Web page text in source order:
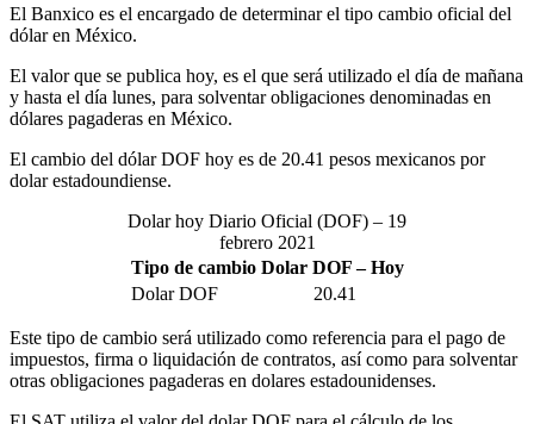
El Banxico es el encargado de determinar el tipo cambio oficial del
dólar en México.
El valor que se publica hoy, es el que será utilizado el día de mañana
y hasta el día lunes, para solventar obligaciones denominadas en
dólares pagaderas en México.
El cambio del dólar DOF hoy es de 20.41 pesos mexicanos por
dolar estadoundiense.
Dolar hoy Diario Oficial (DOF) – 19
febrero 2021
Tipo de cambio Dolar DOF – Hoy
Dolar DOF
20.41
Este tipo de cambio será utilizado como referencia para el pago de
impuestos, firma o liquidación de contratos, así como para solventar
otras obligaciones pagaderas en dolares estadounidenses.